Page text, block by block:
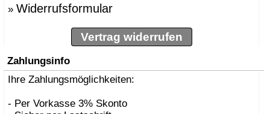
» Widerrufsformular
Vertrag widerrufen
Zahlungsinfo
Ihre Zahlungsmöglichkeiten:
- Per Vorkasse 3% Skonto